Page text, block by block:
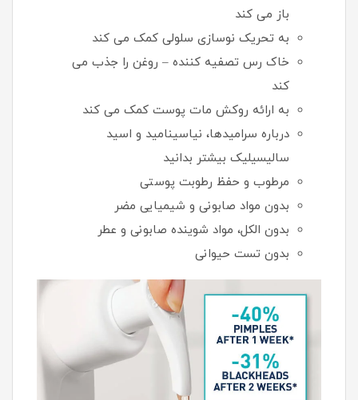
باز می کند
به تحریک نوسازی سلولی کمک می کند
خاک رس تصفیه کننده – روغن را جذب می
کند
به ارائه روکش مات پوست کمک می کند
درباره سرامیدها، نیاسینامید و اسید
سالیسیلیک بیشتر بدانید
مرطوب و حفظ رطوبت پوستی
بدون مواد صابونی و شیمیایی مضر
بدون الکل، مواد شوینده صابونی و عطر
بدون تست حیوانی